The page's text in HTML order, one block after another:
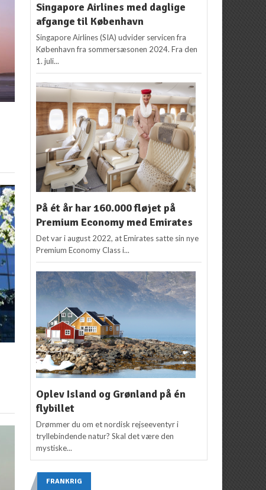
Singapore Airlines med daglige
afgange til København
Singapore Airlines (SIA) udvider servicen fra
København fra sommersæsonen 2024. Fra den
1. juli...
På ét år har 160.000 fløjet på
Premium Economy med Emirates
Det var i august 2022, at Emirates satte sin nye
Premium Economy Class i...
Oplev Island og Grønland på én
flybillet
Drømmer du om et nordisk rejseeventyr i
tryllebindende natur? Skal det være den
mystiske...
FRANKRIG